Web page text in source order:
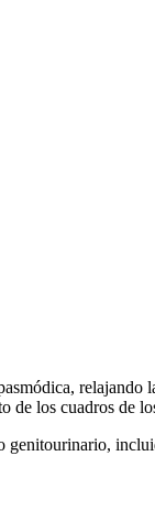
los cuadros de
genitourinario,